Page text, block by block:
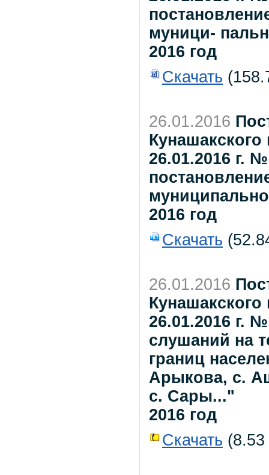
муници-
2016 год
Скачать
26.01.2016
26.01.2016 г.
2016 год
Скачать
26.01.2016
26.01.2016 г.
слушаний на
границ
Арыкова, с.
с. Сары..."
2016 год
Скачать